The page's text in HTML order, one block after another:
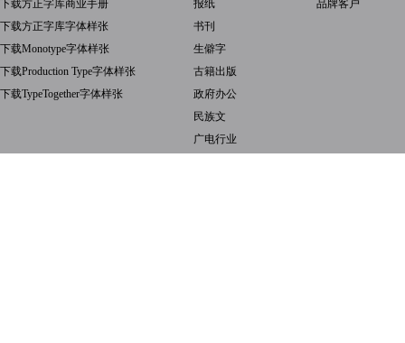
下载方正字库商业手册
下载方正字库字体样张
下载Monotype字体样张
下载Production Type字体样张
下载TypeTogether字体样张
报纸
书刊
生僻字
古籍出版
政府办公
民族文
广电行业
品牌客户